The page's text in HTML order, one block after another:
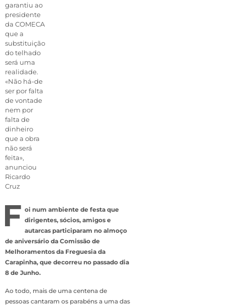
garantiu ao
presidente
da COMECA
que a
substituição
do telhado
será uma
realidade.
«Não há-de
ser por falta
de vontade
nem por
falta de
dinheiro
que a obra
não será
feita»,
anunciou
Ricardo
Cruz
F oi num ambiente de festa que
dirigentes, sócios, amigos e
autarcas participaram no almoço
de aniversário da Comissão de
Melhoramentos da Freguesia da
Carapinha, que decorreu no passado dia
8 de Junho.
Ao todo, mais de uma centena de
pessoas cantaram os parabéns a uma das